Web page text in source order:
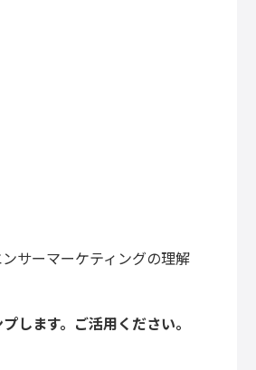
サーマーケティングの理解
します。ご活用ください。